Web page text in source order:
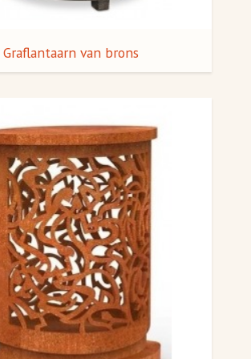
Graflantaarn van brons